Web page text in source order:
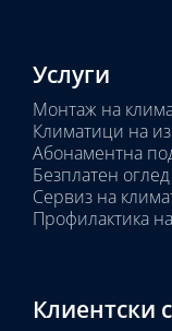
Услуги
Монтаж на
Климатици на
Абонаментна
Безплатен
Сервиз на
Профилактика
Клиентски